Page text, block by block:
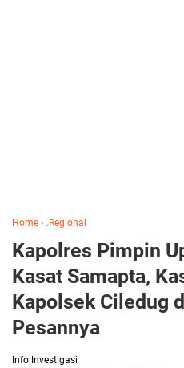
Home › .Regional
Kapolres Pimpin
Kasat Samapta,
Kapolsek Ciledug
Pesannya
Info Investigasi